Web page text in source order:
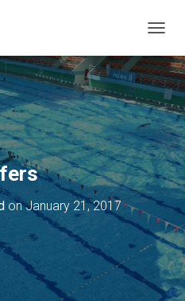
o
g
g
l
e
N
a
v
i
a
t
i
o
n
onJanuary 21, 2017